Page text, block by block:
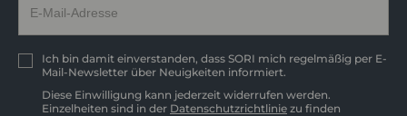
Ich bin damit einverstanden, dass SORI mich regelmäßig per E-
Mail-Newsletter über Neuigkeiten informiert.
Diese Einwilligung kann jederzeit widerrufen werden.
Einzelheiten sind in der Datenschutzrichtlinie zu finden